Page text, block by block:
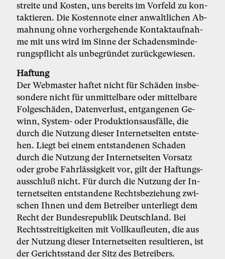
strei­te und Kos­ten, uns be­reits im Vor­feld zu kon­
tak­tie­ren. Die Kos­ten­no­te ei­ner an­walt­li­chen Ab­
mah­nung oh­ne vor­her­ge­hen­de Kon­takt­auf­nah­
me mit uns wird im Sin­ne der Scha­dens­min­de­
rungs­pflicht als un­be­grün­det zu­rück­ge­wie­sen.
Haf­tung
Der Web­mas­ter haf­tet nicht für Schä­den ins­be­
son­de­re nicht für un­mit­tel­ba­re oder mit­tel­ba­re
Fol­ge­schä­den, Da­ten­ver­lust, ent­gan­ge­nen Ge­
winn, Sys­tem- oder Pro­duk­ti­ons­aus­fäl­le, die
durch die Nut­zung die­ser In­ter­net­sei­ten ent­ste­
hen. Liegt bei ei­nem ent­stan­de­nen Scha­den
durch die Nut­zung der In­ter­net­sei­ten Vor­satz
oder gro­be Fahr­läs­sig­keit vor, gilt der Haf­tungs­
aus­schluß nicht. Für durch die Nut­zung der In­
ter­net­sei­ten ent­stan­de­ne Rechts­be­zie­hung zwi­
schen Ih­nen und dem Be­trei­ber un­ter­liegt dem
Recht der Bun­des­re­pu­blik Deutsch­land. Bei
Rechts­strei­tig­kei­ten mit Voll­kauf­leu­ten, die aus
der Nut­zung die­ser In­ter­net­sei­ten re­sul­tie­ren, ist
der Ge­richts­stand der Sitz des Be­trei­bers.